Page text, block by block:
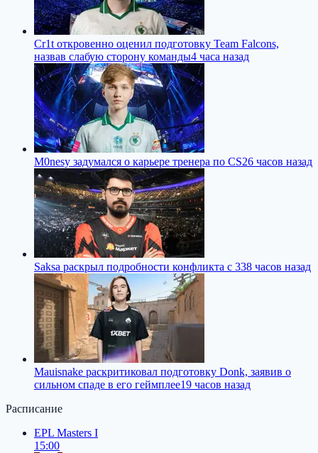
Cr1t откровенно оценил подготовку Team Falcons,
назвав слабую сторону команды4 часа назад
M0nesy задумался о карьере тренера по CS26 часов назад
Saksa раскрыл подробности конфликта с 338 часов назад
Mauisnake раскритиковал подготовку Donk, заявив о
сильном спаде в его геймплее19 часов назад
Расписание
EPL Masters I
15:00